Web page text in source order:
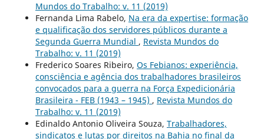
Mundos do Trabalho: v. 11 (2019)
Fernanda Lima Rabelo, Na era da expertise: formação
e qualificação dos servidores públicos durante a
Segunda Guerra Mundial , Revista Mundos do
Trabalho: v. 11 (2019)
Frederico Soares Ribeiro, Os Febianos: experiência,
consciência e agência dos trabalhadores brasileiros
convocados para a guerra na Força Expedicionária
Brasileira - FEB (1943 – 1945) , Revista Mundos do
Trabalho: v. 11 (2019)
Edinaldo Antonio Oliveira Souza, Trabalhadores,
sindicatos e lutas por direitos na Bahia no final da